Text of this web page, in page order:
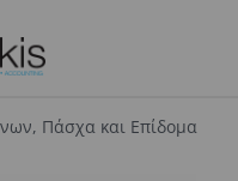
Πάσχα και Επίδομα